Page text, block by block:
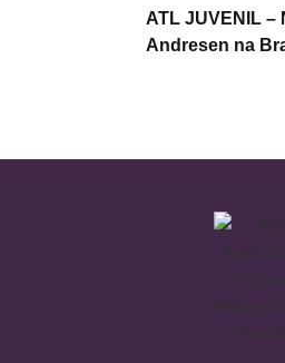
ATL JUVENIL –
Andresen na